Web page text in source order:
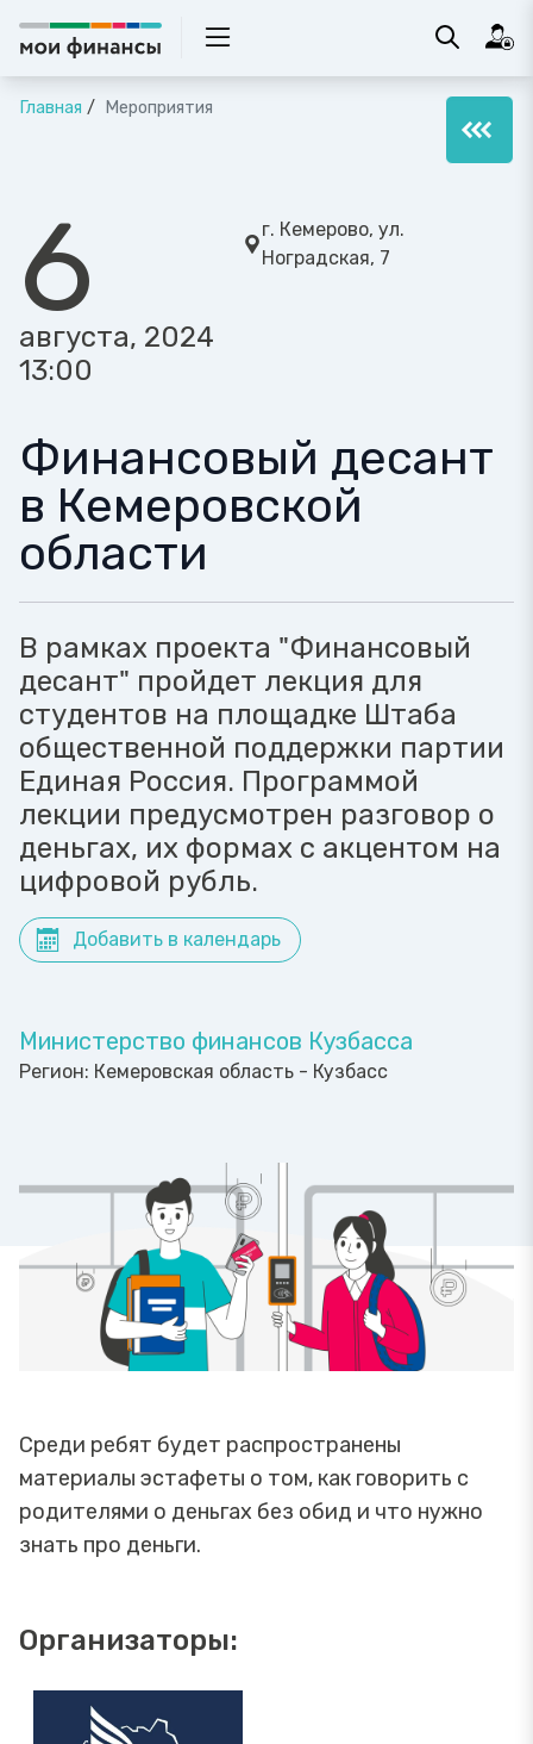
Главная Мероприятия
6
августа, 2024
13:00
г. Кемерово, ул.
Ноградская, 7
Финансовый десант
в Кемеровской
области
В рамках проекта "Финансовый
десант" пройдет лекция для
студентов на площадке Штаба
общественной поддержки партии
Единая Россия. Программой
лекции предусмотрен разговор о
деньгах, их формах с акцентом на
цифровой рубль.
Добавить в календарь
Министерство финансов Кузбасса
Регион: Кемеровская область - Кузбасс
Среди ребят будет распространены
материалы эстафеты о том, как говорить с
родителями о деньгах без обид и что нужно
знать про деньги.
Организаторы: